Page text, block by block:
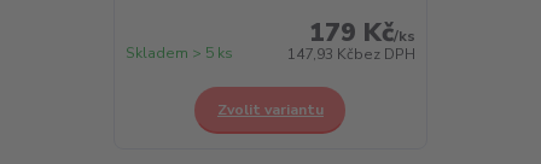
179 Kč/ks
147,93 Kčbez DPH
Skladem > 5 ks
Zvolit variantu